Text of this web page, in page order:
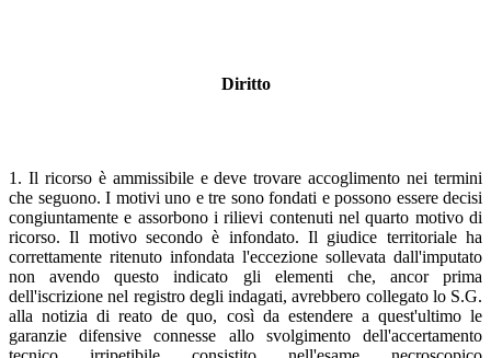
Diritto
1. Il ricorso è ammissibile e deve trovare accoglimento nei termini
che seguono. I motivi uno e tre sono fondati e possono essere decisi
congiuntamente e assorbono i rilievi contenuti nel quarto motivo di
ricorso. Il motivo secondo è infondato. Il giudice territoriale ha
correttamente ritenuto infondata l'eccezione sollevata dall'imputato
non avendo questo indicato gli elementi che, ancor prima
dell'iscrizione nel registro degli indagati, avrebbero collegato lo S.G.
alla notizia di reato de quo, così da estendere a quest'ultimo le
garanzie difensive connesse allo svolgimento dell'accertamento